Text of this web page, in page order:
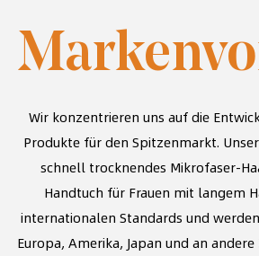
Wir konzentrieren uns auf die
Produkte für den Spitzenmarkt. Unser
schnell trocknendes Mikrofaser-
Handtuch für Frauen mit langem
internationalen Standards und
Europa, Amerika, Japan und an